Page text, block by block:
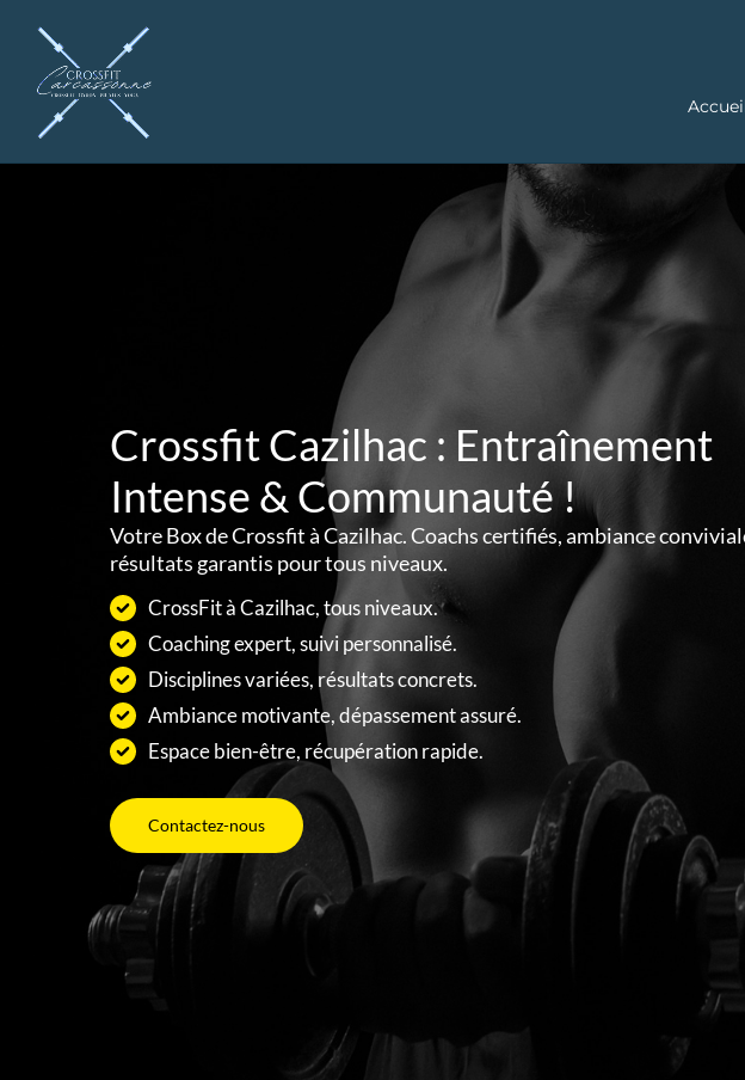
contenu
Crossfit Cazilhac : Entraînement
Intense & Communauté !
Votre Box de Crossfit à Cazilhac. Coachs certifiés, ambiance
résultats garantis pour tous niveaux.
CrossFit à Cazilhac, tous niveaux.
Coaching expert, suivi personnalisé.
Disciplines variées, résultats concrets.
Ambiance motivante, dépassement assuré.
Espace bien-être, récupération rapide.
Contactez-nous